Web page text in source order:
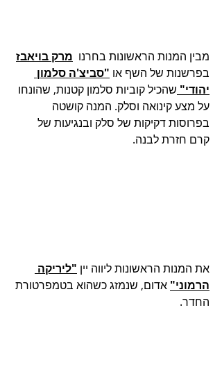
מבין המנות הראשונות בחרנו מרק בויאבז
בפרשנות של השף או "סביצ'ה סלמון
יהודי" שהכיל קוביות סלמון קטנות, שהונחו
על מצע קינואה וסלק. המנה קושטה
בפרוסות דקיקות של סלק ובנגיעות של
קרם חזרת לבנה.
את המנות הראשונות ליווה יין "ליריקה
הרמוני" אדום, שנמזג כשהוא בטמפרטורת
החדר.